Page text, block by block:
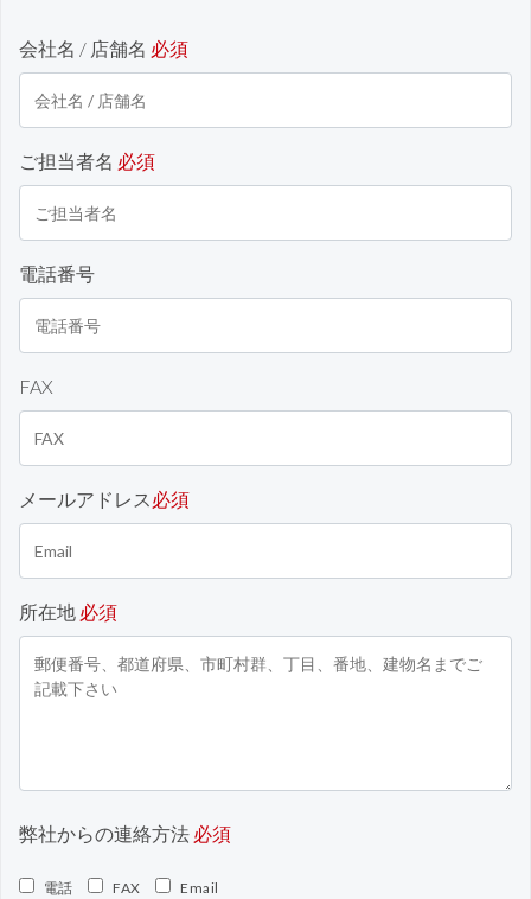
会社名 / 店舗名 必須
ご担当者名 必須
電話番号
FAX
メールアドレス 必須
所在地 必須
弊社からの連絡方法 必須
電話 FAX Email